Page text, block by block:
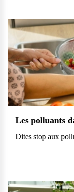
Les polluants
Dites stop aux
Questions
Consultez notre page
de votre matériel ?